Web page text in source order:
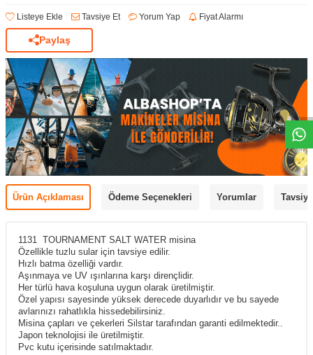
Listeye Ekle Tavsiye Et Yorum Yap Fiyat Alarmı
Paylaş
Ürün Açıklaması Ödeme Seçenekleri Yorumlar
1131 TOURNAMENT SALT WATER misina
Özellikle tuzlu sular için tavsiye edilir.
Hızlı batma özelliği vardır.
Aşınmaya ve UV ışınlarına karşı dirençlidir.
Her türlü hava koşuluna uygun olarak üretilmiştir.
Özel yapısı sayesinde yüksek derecede duyarlıdır ve bu sayede
avlarınızı rahatlıkla hissedebilirsiniz.
Misina çapları ve çekerleri Silstar tarafından garanti edilmektedir..
Japon teknolojisi ile üretilmiştir.
Pvc kutu içerisinde satılmaktadır.